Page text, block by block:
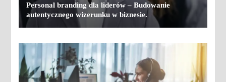
Personal branding dla liderów – Budowanie
autentycznego wizerunku w biznesie.